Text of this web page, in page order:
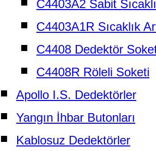
C4403A2 Sabit
C4403A1R Sıcaklık
C4408 Dedektör
C4408R Röleli Soketi
Apollo I.S. Dedektörler
Yangın İhbar Butonları
Kablosuz Dedektörler